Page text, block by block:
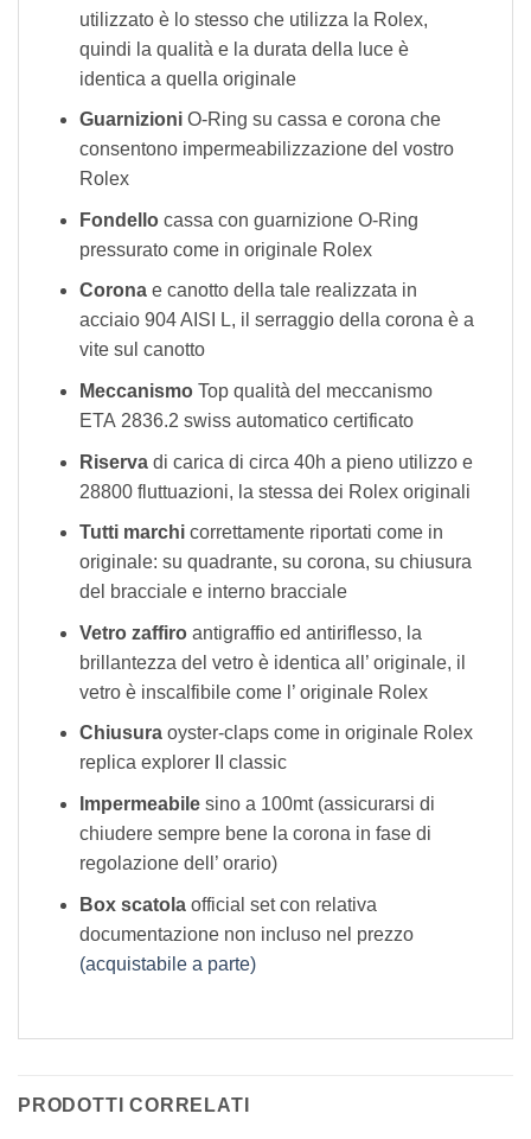
utilizzato è lo stesso che utilizza la Rolex,
quindi la qualità e la durata della luce è
identica a quella originale
GuarnizioniO-Ring su cassa e corona che
consentono impermeabilizzazione del vostro
Rolex
Fondellocassa con guarnizione O-Ring
pressurato come in originale Rolex
Coronae canotto della tale realizzata in
acciaio 904 AISI L, il serraggio della corona è a
vite sul canotto
MeccanismoTop qualità del meccanismo
ETA 2836.2 swiss automatico certificato
Riservadi carica di circa 40h a pieno utilizzo e
28800 fluttuazioni, la stessa dei Rolex originali
Tutti marchi correttamente riportati come in
originale: su quadrante, su corona, su chiusura
del bracciale e interno bracciale
Vetro zaffiroantigraffio ed antiriflesso, la
brillantezza del vetro è identica all’ originale, il
vetro è inscalfibile come l’ originale Rolex
Chiusuraoyster-claps come in originale Rolex
replica explorer II classic
Impermeabilesino a 100mt (assicurarsi di
chiudere sempre bene la corona in fase di
regolazione dell’ orario)
Box scatolaofficial set con relativa
documentazione non incluso nel prezzo
(acquistabile a parte)
PRODOTTI CORRELATI